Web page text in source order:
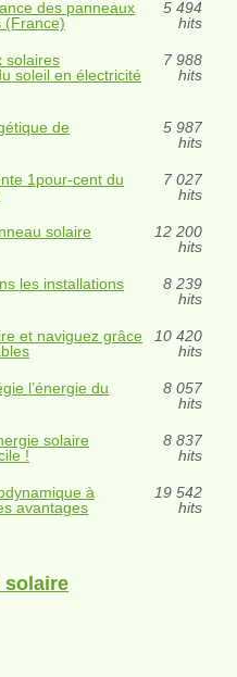
des panneaux
(France)
5 494
hits
solaires
soleil en électricité
7 988
hits
de
5 987
hits
1pour-cent du
7 027
hits
solaire
12 200
hits
les installations
8 239
hits
et naviguez grâce
10 420
hits
l’énergie du
8 057
hits
solaire
!
8 837
hits
à
avantages
19 542
hits
solaire